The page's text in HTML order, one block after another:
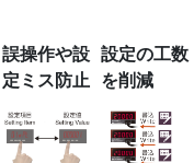
誤操作や設
定ミス防止
設定の工数
を削減